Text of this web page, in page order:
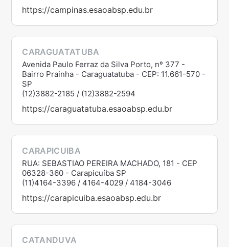
https://campinas.esaoabsp.edu.br
CARAGUATATUBA
Avenida Paulo Ferraz da Silva Porto, nº 377 -
Bairro Prainha - Caraguatatuba - CEP: 11.661-570 -
SP
(12)3882-2185 / (12)3882-2594
https://caraguatatuba.esaoabsp.edu.br
CARAPICUIBA
RUA: SEBASTIAO PEREIRA MACHADO, 181 - CEP
06328-360 - Carapicuíba SP
(11)4164-3396 / 4164-4029 / 4184-3046
https://carapicuiba.esaoabsp.edu.br
CATANDUVA